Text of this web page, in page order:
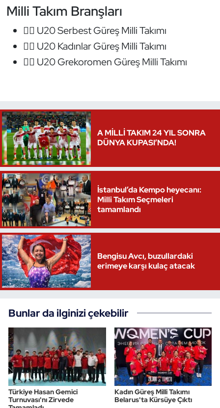
Milli Takım Branşları
🤼‍♂️ U20 Serbest Güreş Milli Takımı
🤼‍♀️ U20 Kadınlar Güreş Milli Takımı
🤼‍♂️ U20 Grekoromen Güreş Milli Takımı
A MİLLİ TAKIM 24 YIL SONRA
DÜNYA KUPASI’NDA!
İstanbul’da Kempo heyecanı:
Milli Takım Seçmeleri
tamamlandı
Bengisu Avcı, buzullardaki
erimeye karşı kulaç atacak
Bunlar da ilginizi çekebilir
Türkiye Hasan Gemici
Turnuvası'nı Zirvede
Kadın Güreş Milli Takımı
Belarus'ta Kürsüye Çıktı
Oryantiring
Paralimpik
Satranç
Su Topu
Sualtı Sporları
Tekvando
Tenis
Triatlon
Voleybol
Vücut Geliştirme Fitness
Wushu Kungfu
Yelken
Yüzme